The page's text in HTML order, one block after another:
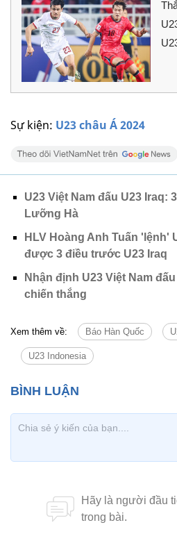
Sự kiện: U23 châu Á 2024
U23 Việt Nam đấu U23 Iraq:
Lưỡng Hà
HLV Hoàng Anh Tuấn 'lệnh'
được 3 điều trước U23 Iraq
Nhận định U23 Việt Nam
chiến thắng
Xem thêm về: Báo Hàn Quốc
U23 Indonesia